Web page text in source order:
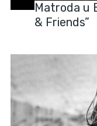
Matroda u
& Friends”